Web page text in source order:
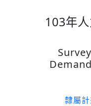
103年
隸屬